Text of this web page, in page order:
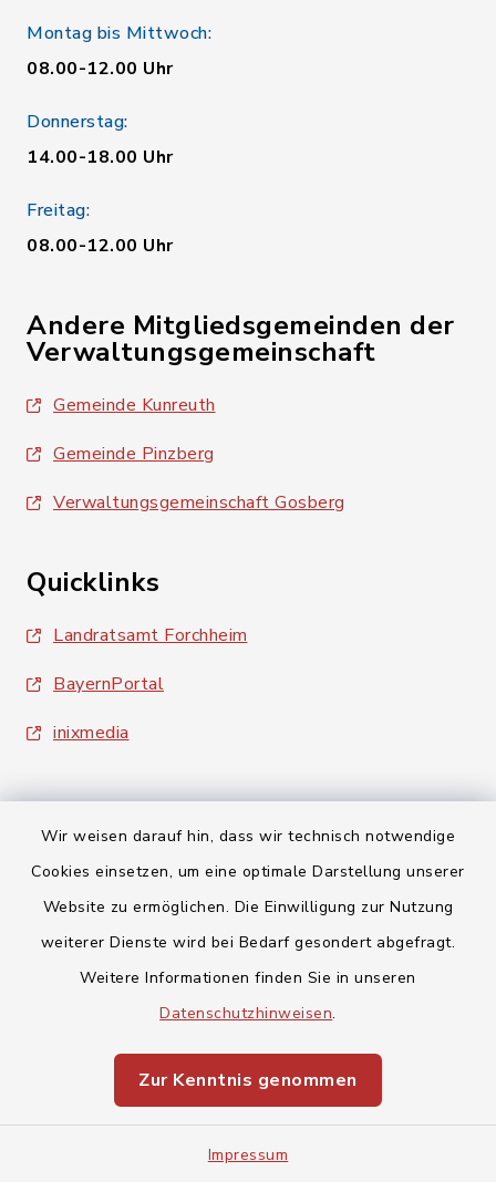
Wir weisen darauf hin, dass wir technisch notwendige
Cookies einsetzen, um eine optimale Darstellung unserer
Website zu ermöglichen. Die Einwilligung zur Nutzung
weiterer Dienste wird bei Bedarf gesondert abgefragt.
Weitere Informationen finden Sie in unseren
Datenschutzhinweisen.
Zur Kenntnis genommen
Impressum
Montag bis Mittwoch:
08.00-12.00 Uhr
Donnerstag:
14.00-18.00 Uhr
Freitag:
08.00-12.00 Uhr
Andere Mitgliedsgemeinden der
Verwaltungsgemeinschaft
Gemeinde Kunreuth
Gemeinde Pinzberg
Verwaltungsgemeinschaft Gosberg
Quicklinks
Landratsamt Forchheim
BayernPortal
inixmedia
Kontakt
Barrierefreiheit
Datenschutz
Impressum
Sitemap